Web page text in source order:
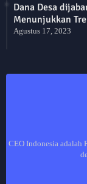
Dana Desa
Menunjukkan
Agustus 17, 2023
CEO Indonesia adalah